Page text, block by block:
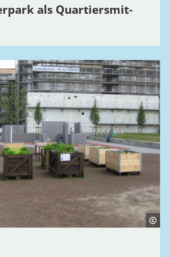
als Quartiers­mit­